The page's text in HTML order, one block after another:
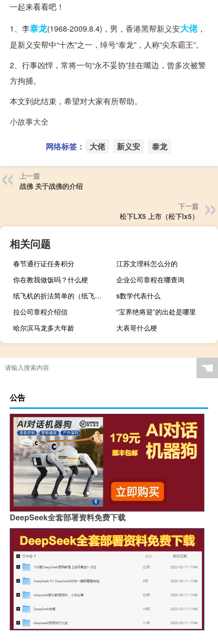
一起来看看吧！
1、李泰龙(1968-2009.8.4)，男，香港黑帮新义安大佬，
是新义安帮中“十杰”之一，绰号“泰龙”，人称“尖东霸王”。
2、行事凶悍，常将一句“永不妥协”挂在嘴边，曾多次被警
方拘捕。
本文到此结束，希望对大家有所帮助。
小故事大全
网络标签： 大佬 新义安 泰龙
上一篇
战佛 关于战佛的介绍
下一篇
松下LX5 上市（松下lx5）
相关问题
春节通行证任务积分
江苏文理科怎么分的
你在教我做饭吗？什么梗
企业公司章程在哪查询
纸飞机的折法简单的（纸飞机的折法大全）
s数学代表什么
拉公司章程介绍信
“宝界绝将迎”的出处是哪里
哈尔滨马龙多大年龄
大表哥什么梗
☚
公告
DeepSeek全套部署资料免费下载